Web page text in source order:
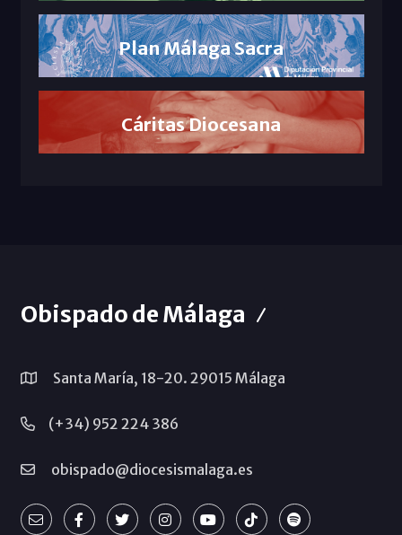
Plan Málaga Sacra
Cáritas Diocesana
Obispado de Málaga
Santa María, 18-20. 29015 Málaga
(+34) 952 224 386
obispado@diocesismalaga.es